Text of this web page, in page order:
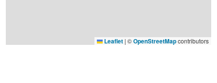
Leaflet | ©OpenStreetMapcontributors